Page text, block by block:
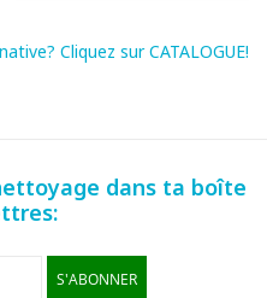
Cliquez sur CATALOGUE!
dans ta boîte
S'ABONNER